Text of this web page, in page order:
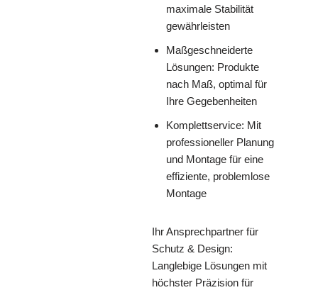
maximale Stabilität
gewährleisten
Maßgeschneiderte
Lösungen: Produkte
nach Maß, optimal für
Ihre Gegebenheiten
Komplettservice: Mit
professioneller Planung
und Montage für eine
effiziente, problemlose
Montage
Ihr Ansprechpartner für
Schutz & Design:
Langlebige Lösungen mit
höchster Präzision für